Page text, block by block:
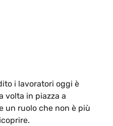
i lavoratori oggi è
volta in piazza a
un ruolo che non è più